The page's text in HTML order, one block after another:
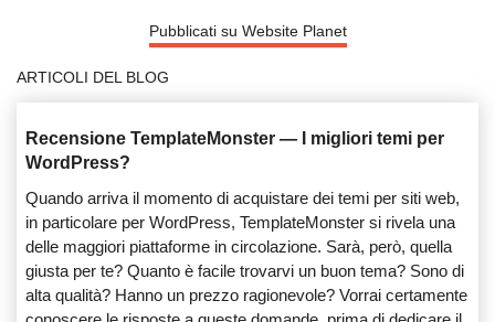
Pubblicati su Website Planet
ARTICOLI DEL BLOG
Recensione TemplateMonster — I migliori temi per
WordPress?
Quando arriva il momento di acquistare dei temi per siti web,
in particolare per WordPress, TemplateMonster si rivela una
delle maggiori piattaforme in circolazione. Sarà, però, quella
giusta per te? Quanto è facile trovarvi un buon tema? Sono di
alta qualità? Hanno un prezzo ragionevole? Vorrai certamente